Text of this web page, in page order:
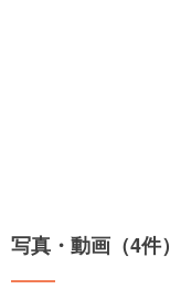
写真・動画（4件）